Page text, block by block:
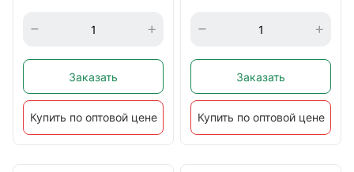
Заказать
Купить по оптовой цене
Заказать
Купить по оптовой цене